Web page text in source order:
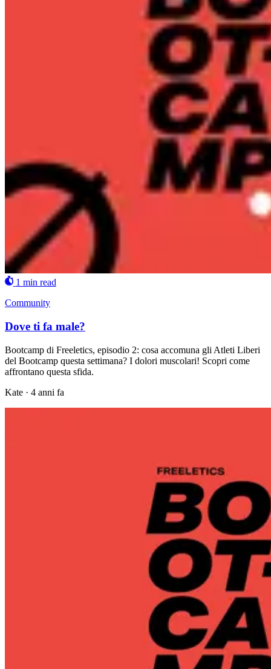
1 min read
Community
Dove ti fa male?
Bootcamp di Freeletics, episodio 2: cosa accomuna gli Atleti Liberi
del Bootcamp questa settimana? I dolori muscolari! Scopri come
affrontano questa sfida.
Kate · 4 anni fa